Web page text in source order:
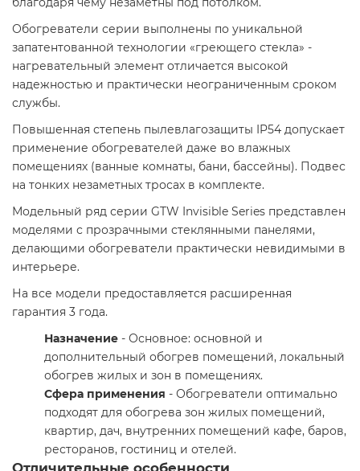
Обогреватели серии выполнены по уникальной
запатентованной технологии «греющего стекла» -
нагревательный элемент отличается высокой
надежностью и практически неограниченным сроком
службы.
Повышенная степень пылевлагозащиты IP54 допускает
применение обогревателей даже во влажных
помещениях (ванные комнаты, бани, бассейны). Подвес
на тонких незаметных тросах в комплекте.
Модельный ряд серии GTW Invisible Series представлен
моделями с прозрачными стеклянными панелями,
делающими обогреватели практически невидимыми в
интерьере.
На все модели предоставляется расширенная
гарантия 3 года.
Назначение - Основное: основной и
дополнительный обогрев помещений, локальный
обогрев жилых и зон в помещениях.
Сфера применения - Обогреватели оптимально
подходят для обогрева зон жилых помещений,
квартир, дач, внутренних помещений кафе, баров,
ресторанов, гостиниц и отелей.